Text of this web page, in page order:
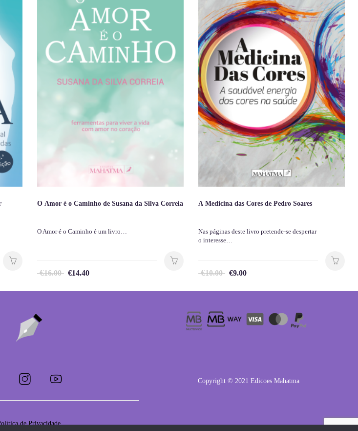
O Amor é o Caminho de Susana da Silva Correia
O Amor é o Caminho é um livro…
€16.00 €14.40
A Medicina das Cores de Pedro Soares
Nas páginas deste livro pretende-se despertar
o interesse…
€10.00 €9.00
de Privacidade
Copyright © 2021 Edicoes Mahatma